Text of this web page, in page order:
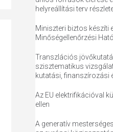
helyreállítási terv
Miniszteri biztos készíti
Minőségellenőrzési
Transzlációs
szisztematikus
kutatási, finanszírozási
Az EU elektrifikációval
ellen
A generatív